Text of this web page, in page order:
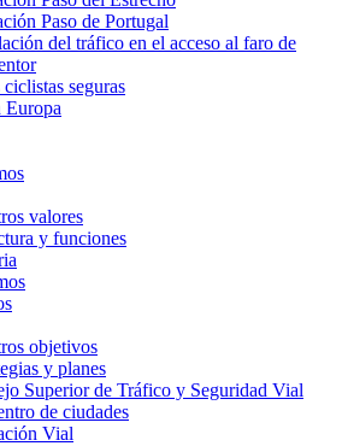
Paso de Portugal
del tráfico en el acceso al faro de
ciclistas seguras
Europa
valores
y funciones
objetivos
y planes
Superior de Tráfico y Seguridad Vial
de ciudades
Vial